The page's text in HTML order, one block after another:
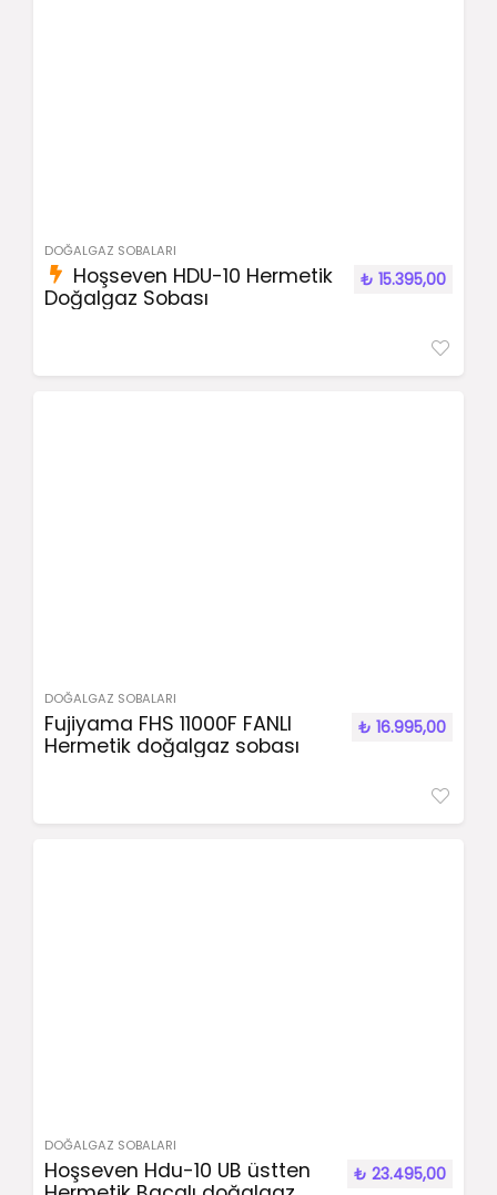
DOĞALGAZ SOBALARI
Hoşseven HDU-10 Hermetik
Doğalgaz Sobası
₺ 15.395,00
DOĞALGAZ SOBALARI
Fujiyama FHS 11000F FANLI
Hermetik doğalgaz sobası
₺ 16.995,00
DOĞALGAZ SOBALARI
Hoşseven Hdu-10 UB üstten
₺ 23.495,00